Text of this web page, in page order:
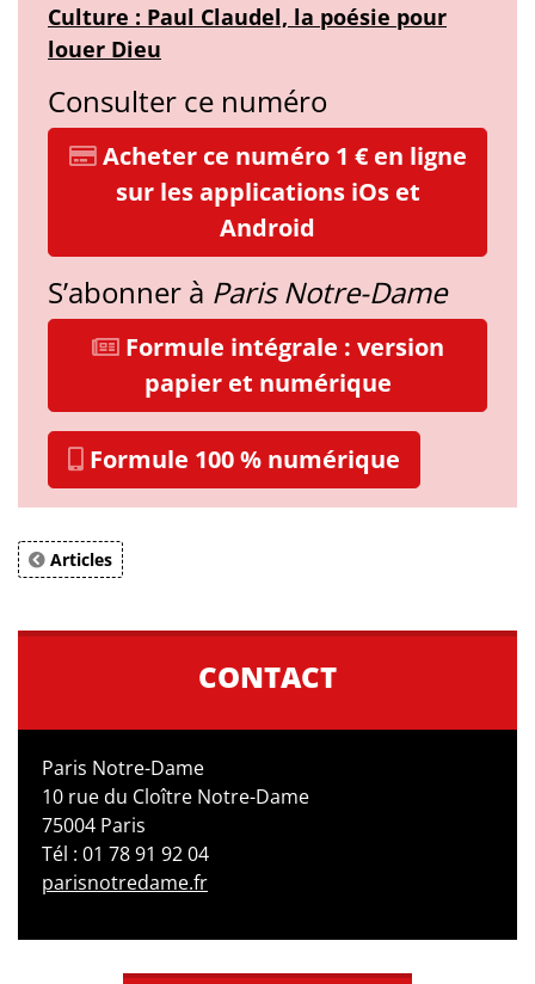
Culture : Paul Claudel, la poésie pour
louer Dieu
Consulter ce numéro
Acheter ce numéro 1 € en ligne
sur les applications iOs et
Android
S’abonner à Paris Notre-Dame
Formule intégrale : version
papier et numérique
Formule 100 % numérique
Articles
CONTACT
Paris Notre-Dame
10 rue du Cloître Notre-Dame
75004 Paris
Tél : 01 78 91 92 04
parisnotredame.fr